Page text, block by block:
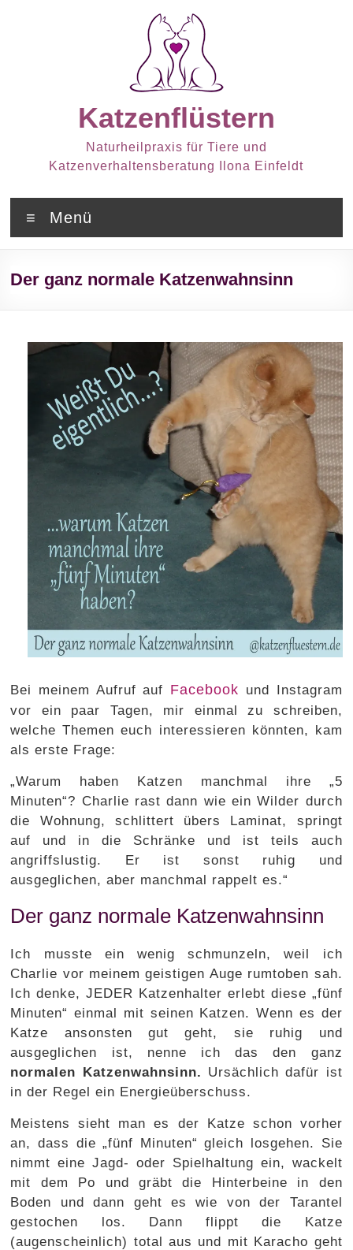
Katzenflüstern
Naturheilpraxis für Tiere und
Katzenverhaltensberatung Ilona Einfeldt
Menü
Der ganz normale Katzenwahnsinn
Bei meinem Aufruf auf Facebook und Instagram
vor ein paar Tagen, mir einmal zu schreiben,
welche Themen euch interessieren könnten, kam
als erste Frage:
„Warum haben Katzen manchmal ihre „5
Minuten“? Charlie rast dann wie ein Wilder durch
die Wohnung, schlittert übers Laminat, springt
auf und in die Schränke und ist teils auch
angriffslustig. Er ist sonst ruhig und
ausgeglichen, aber manchmal rappelt es.“
Der ganz normale Katzenwahnsinn
Ich musste ein wenig schmunzeln, weil ich
Charlie vor meinem geistigen Auge rumtoben sah.
Ich denke, JEDER Katzenhalter erlebt diese „fünf
Minuten“ einmal mit seinen Katzen. Wenn es der
Katze ansonsten gut geht, sie ruhig und
ausgeglichen ist, nenne ich das den ganz
normalen Katzenwahnsinn. Ursächlich dafür ist
in der Regel ein Energieüberschuss.
Meistens sieht man es der Katze schon vorher
an, dass die „fünf Minuten“ gleich losgehen. Sie
nimmt eine Jagd- oder Spielhaltung ein, wackelt
mit dem Po und gräbt die Hinterbeine in den
Boden und dann geht es wie von der Tarantel
gestochen los. Dann flippt die Katze
(augenscheinlich) total aus und mit Karacho geht